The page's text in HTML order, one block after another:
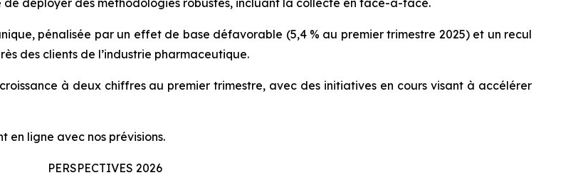
déployer des méthodologies robustes, incluant la collecte en face-à-face.
pénalisée par un effet de base défavorable (5,4 % au premier trimestre 2025) et un recul
des clients de l’industrie pharmaceutique.
à deux chiffres au premier trimestre, avec des initiatives en cours visant à accélérer
en ligne avec nos prévisions.
PERSPECTIVES 2026